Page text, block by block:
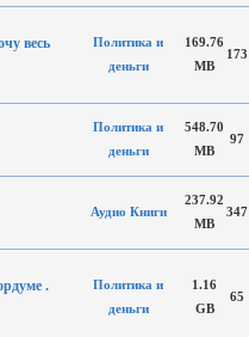
весь
Политика и
деньги
169.76
MB
173
Политика и
деньги
548.70
MB
97
Аудио Книги
237.92
MB
347
.
Политика и
деньги
1.16
GB
65